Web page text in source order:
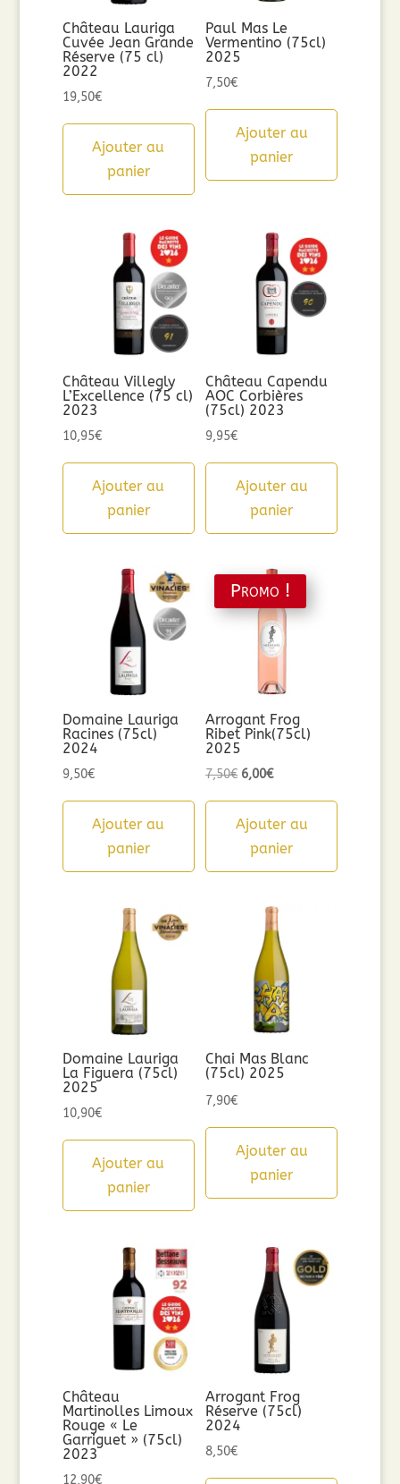
Château Lauriga
Cuvée Jean Grande
Réserve (75 cl)
2022
19,50€
Ajouter au
panier
Paul Mas Le
Vermentino (75cl)
2025
7,50€
Ajouter au
panier
Château Villegly
L’Excellence (75 cl)
2023
10,95€
Ajouter au
panier
Château Capendu
AOC Corbières
(75cl) 2023
9,95€
Ajouter au
panier
Domaine Lauriga
Racines (75cl)
2024
9,50€
Ajouter au
panier
Promo !
Arrogant Frog
Ribet Pink(75cl)
2025
7,50€ Le
initial
était :
6,00€Le
actuel
est :
Ajouter au
panier
Domaine Lauriga
La Figuera (75cl)
2025
10,90€
Ajouter au
panier
Chai Mas Blanc
(75cl) 2025
7,90€
Ajouter au
panier
Château
Martinolles Limoux
Rouge « Le
Garriguet » (75cl)
2023
12,90€
Arrogant Frog
Réserve (75cl)
2024
8,50€